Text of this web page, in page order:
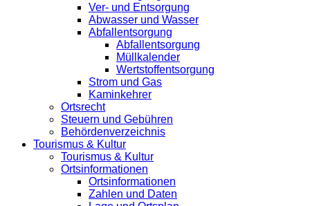
Ver- und Entsorgung
Abwasser und Wasser
Abfallentsorgung
Abfallentsorgung
Müllkalender
Wertstoffentsorgung
Strom und Gas
Kaminkehrer
Ortsrecht
Steuern und Gebühren
Behördenverzeichnis
Tourismus & Kultur
Tourismus & Kultur
Ortsinformationen
Ortsinformationen
Zahlen und Daten